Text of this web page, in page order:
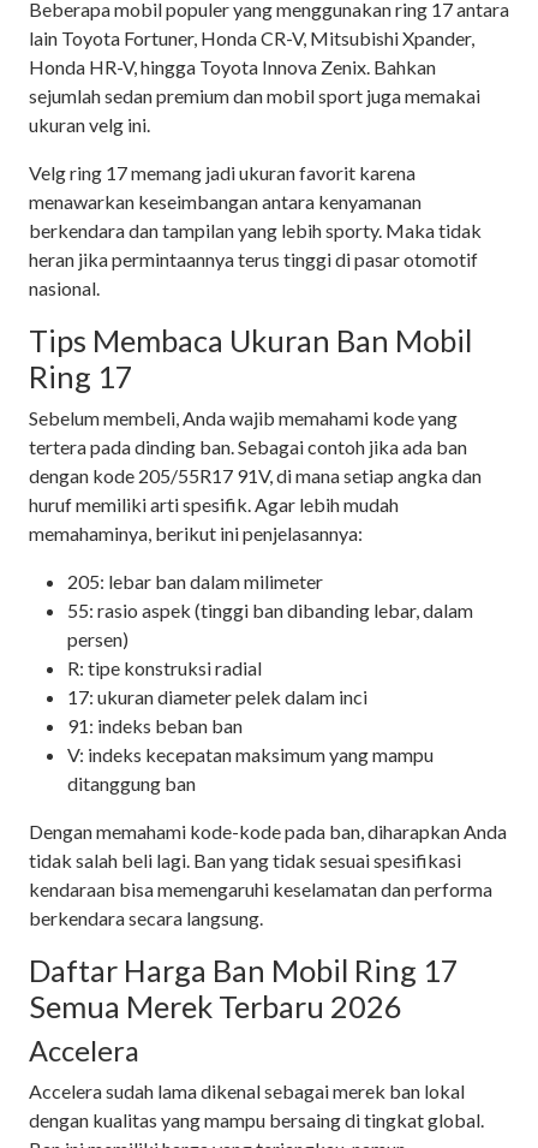
Beberapa mobil populer yang menggunakan ring 17 antara
lain Toyota Fortuner, Honda CR-V, Mitsubishi Xpander,
Honda HR-V, hingga Toyota Innova Zenix. Bahkan
sejumlah sedan premium dan mobil sport juga memakai
ukuran velg ini.
Velg ring 17 memang jadi ukuran favorit karena
menawarkan keseimbangan antara kenyamanan
berkendara dan tampilan yang lebih sporty. Maka tidak
heran jika permintaannya terus tinggi di pasar otomotif
nasional.
Tips Membaca Ukuran Ban Mobil
Ring 17
Sebelum membeli, Anda wajib memahami kode yang
tertera pada dinding ban. Sebagai contoh jika ada ban
dengan kode 205/55R17 91V, di mana setiap angka dan
huruf memiliki arti spesifik. Agar lebih mudah
memahaminya, berikut ini penjelasannya:
205: lebar ban dalam milimeter
55: rasio aspek (tinggi ban dibanding lebar, dalam
persen)
R: tipe konstruksi radial
17: ukuran diameter pelek dalam inci
91: indeks beban ban
V: indeks kecepatan maksimum yang mampu
ditanggung ban
Dengan memahami kode-kode pada ban, diharapkan Anda
tidak salah beli lagi. Ban yang tidak sesuai spesifikasi
kendaraan bisa memengaruhi keselamatan dan performa
berkendara secara langsung.
Daftar Harga Ban Mobil Ring 17
Semua Merek Terbaru 2026
Accelera
Accelera sudah lama dikenal sebagai merek ban lokal
dengan kualitas yang mampu bersaing di tingkat global.